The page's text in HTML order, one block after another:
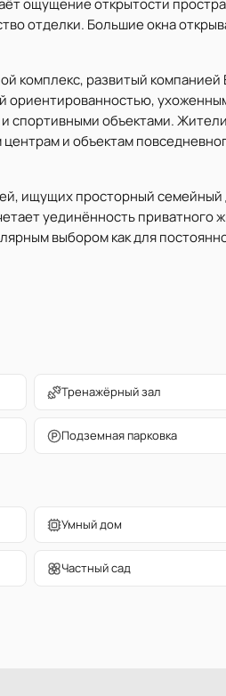
ощущение открытости
отделки. Большие окна
комплекс, развитый компанией
ориентированностью,
спортивными объектами.
и объектам
ищущих просторный семейный
уединённость приватного
выбором как для
Тренажёрный зал
Подземная парковка
Умный дом
Частный сад